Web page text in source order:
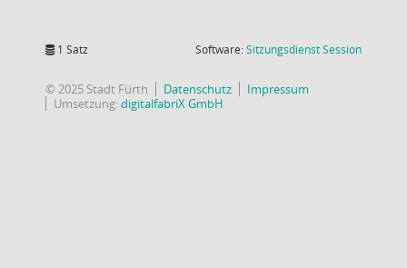
1 Satz Software:SitzungsdienstSession(Wird in
© 2025 Stadt Fürth Datenschutz
Impressum
Umsetzung:digitalfabriX GmbH